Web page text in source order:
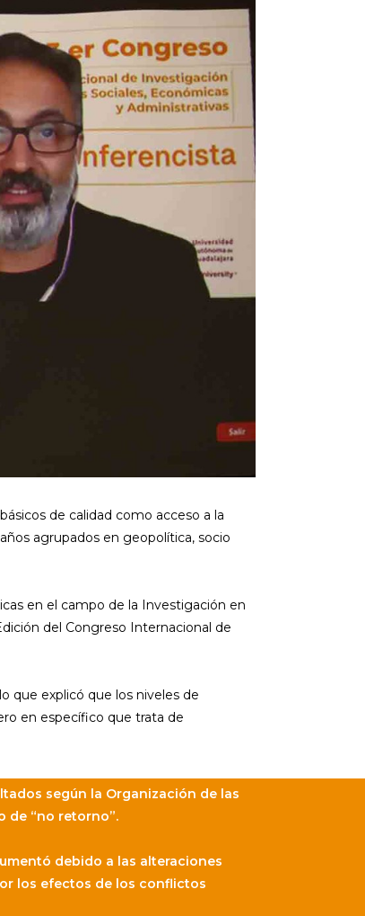
de calidad como acceso a la
agrupados en geopolítica, socio
en el campo de la Investigación en
del Congreso Internacional de
que explicó que los niveles de
en específico que trata de
según la Organización de las
de “no retorno”.
debido a las alteraciones
los efectos de los conflictos